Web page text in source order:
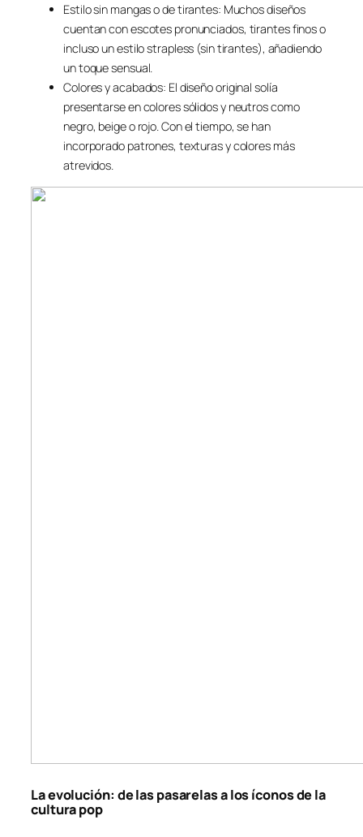
Estilo sin mangas o de tirantes: Muchos diseños
cuentan con escotes pronunciados, tirantes finos o
incluso un estilo strapless (sin tirantes), añadiendo
un toque sensual.
Colores y acabados: El diseño original solía
presentarse en colores sólidos y neutros como
negro, beige o rojo. Con el tiempo, se han
incorporado patrones, texturas y colores más
atrevidos.
La evolución: de las pasarelas a los íconos de la
cultura pop